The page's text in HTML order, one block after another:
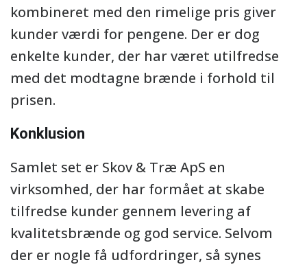
kombineret med den rimelige pris giver
kunder værdi for pengene. Der er dog
enkelte kunder, der har været utilfredse
med det modtagne brænde i forhold til
prisen.
Konklusion
Samlet set er Skov & Træ ApS en
virksomhed, der har formået at skabe
tilfredse kunder gennem levering af
kvalitetsbrænde og god service. Selvom
der er nogle få udfordringer, så synes